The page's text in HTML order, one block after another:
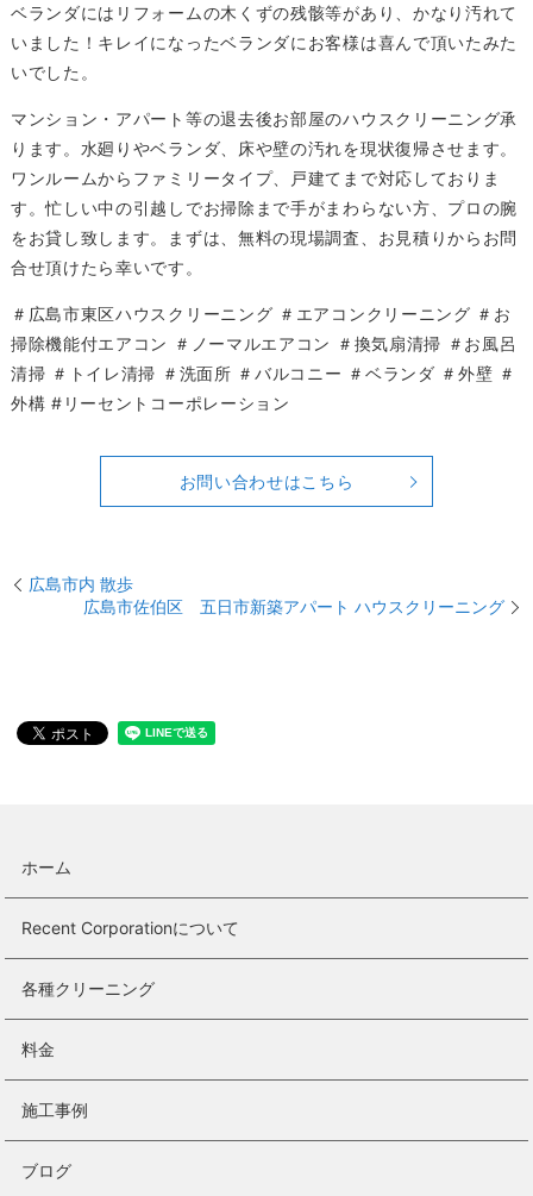
ベランダにはリフォームの木くずの残骸等があり、かなり汚れて
いました！キレイになったベランダにお客様は喜んで頂いたみた
いでした。
マンション・アパート等の退去後お部屋のハウスクリーニング承
ります。水廻りやベランダ、床や壁の汚れを現状復帰させます。
ワンルームからファミリータイプ、戸建てまで対応しておりま
す。忙しい中の引越しでお掃除まで手がまわらない方、プロの腕
をお貸し致します。まずは、無料の現場調査、お見積りからお問
合せ頂けたら幸いです。
＃広島市東区ハウスクリーニング ＃エアコンクリーニング ＃お
掃除機能付エアコン ＃ノーマルエアコン ＃換気扇清掃 ＃お風呂
清掃 ＃トイレ清掃 ＃洗面所 ＃バルコニー ＃ベランダ ＃外壁 ＃
外構 #リーセントコーポレーション
お問い合わせはこちら
広島市内 散歩
広島市佐伯区 五日市新築アパート ハウスクリーニング
ホーム
Recent Corporationについて
各種クリーニング
料金
施工事例
ブログ